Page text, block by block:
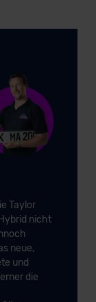
der EU-
freiwillig
Kontakt zu
Taylor
nicht
neue,
und
die